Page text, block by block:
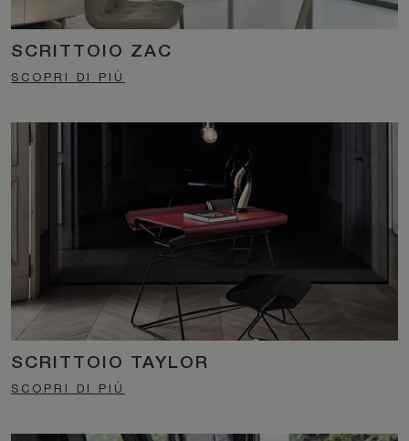
SCRITTOIO ZAC
SCOPRI DI PIÙ
SCRITTOIO TAYLOR
SCOPRI DI PIÙ